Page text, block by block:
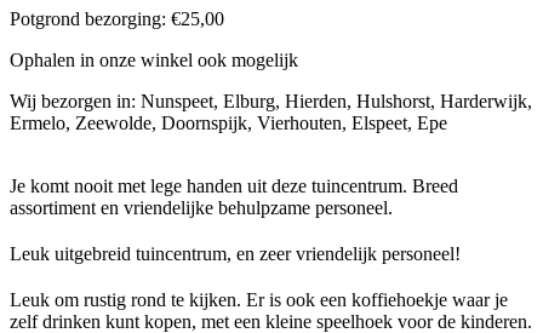
Potgrond bezorging: €25,00
Ophalen in onze winkel ook mogelijk
Wij bezorgen in: Nunspeet, Elburg, Hierden, Hulshorst, Harderwijk,
Ermelo, Zeewolde, Doornspijk, Vierhouten, Elspeet, Epe
Je komt nooit met lege handen uit deze tuincentrum. Breed
assortiment en vriendelijke behulpzame personeel.
Leuk uitgebreid tuincentrum, en zeer vriendelijk personeel!
Leuk om rustig rond te kijken. Er is ook een koffiehoekje waar je
zelf drinken kunt kopen, met een kleine speelhoek voor de kinderen.